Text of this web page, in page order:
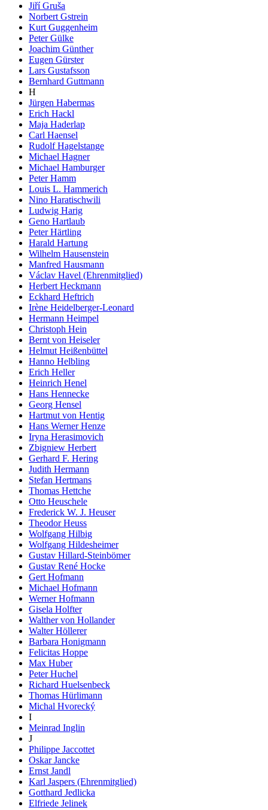
Jiří Gruša
Norbert Gstrein
Kurt Guggenheim
Peter Gülke
Joachim Günther
Eugen Gürster
Lars Gustafsson
Bernhard Guttmann
H
Jürgen Habermas
Erich Hackl
Maja Haderlap
Carl Haensel
Rudolf Hagelstange
Michael Hagner
Michael Hamburger
Peter Hamm
Louis L. Hammerich
Nino Haratischwili
Ludwig Harig
Geno Hartlaub
Peter Härtling
Harald Hartung
Wilhelm Hausenstein
Manfred Hausmann
Václav Havel (Ehrenmitglied)
Herbert Heckmann
Eckhard Heftrich
Irène Heidelberger-Leonard
Hermann Heimpel
Christoph Hein
Bernt von Heiseler
Helmut Heißenbüttel
Hanno Helbling
Erich Heller
Heinrich Henel
Hans Hennecke
Georg Hensel
Hartmut von Hentig
Hans Werner Henze
Iryna Herasimovich
Zbigniew Herbert
Gerhard F. Hering
Judith Hermann
Stefan Hertmans
Thomas Hettche
Otto Heuschele
Frederick W. J. Heuser
Theodor Heuss
Wolfgang Hilbig
Wolfgang Hildesheimer
Gustav Hillard-Steinbömer
Gustav René Hocke
Gert Hofmann
Michael Hofmann
Werner Hofmann
Gisela Holfter
Walther von Hollander
Walter Höllerer
Barbara Honigmann
Felicitas Hoppe
Max Huber
Peter Huchel
Richard Huelsenbeck
Thomas Hürlimann
Michal Hvorecký
I
Meinrad Inglin
J
Philippe Jaccottet
Oskar Jancke
Ernst Jandl
Karl Jaspers (Ehrenmitglied)
Gotthard Jedlicka
Elfriede Jelinek